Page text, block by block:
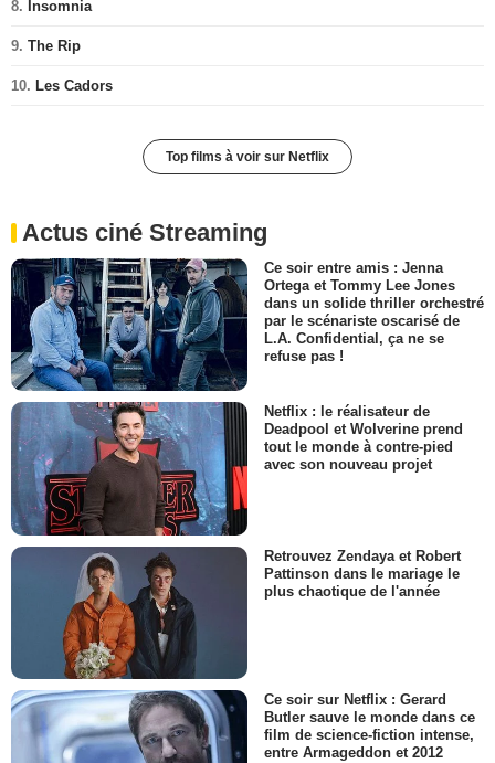
8. Insomnia
9. The Rip
10. Les Cadors
Top films à voir sur Netflix
Actus ciné Streaming
Ce soir entre amis : Jenna
Ortega et Tommy Lee Jones
dans un solide thriller orchestré
par le scénariste oscarisé de
L.A. Confidential, ça ne se
refuse pas !
Netflix : le réalisateur de
Deadpool et Wolverine prend
tout le monde à contre-pied
avec son nouveau projet
Retrouvez Zendaya et Robert
Pattinson dans le mariage le
plus chaotique de l'année
Ce soir sur Netflix : Gerard
Butler sauve le monde dans ce
film de science-fiction intense,
entre Armageddon et 2012